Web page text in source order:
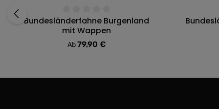
Durchschnittliche Bewertung von 0 von 5 Sternen
Bundesländerfahne Burgenland
mit Wappen
Regulärer Preis:
Ab79,90 €